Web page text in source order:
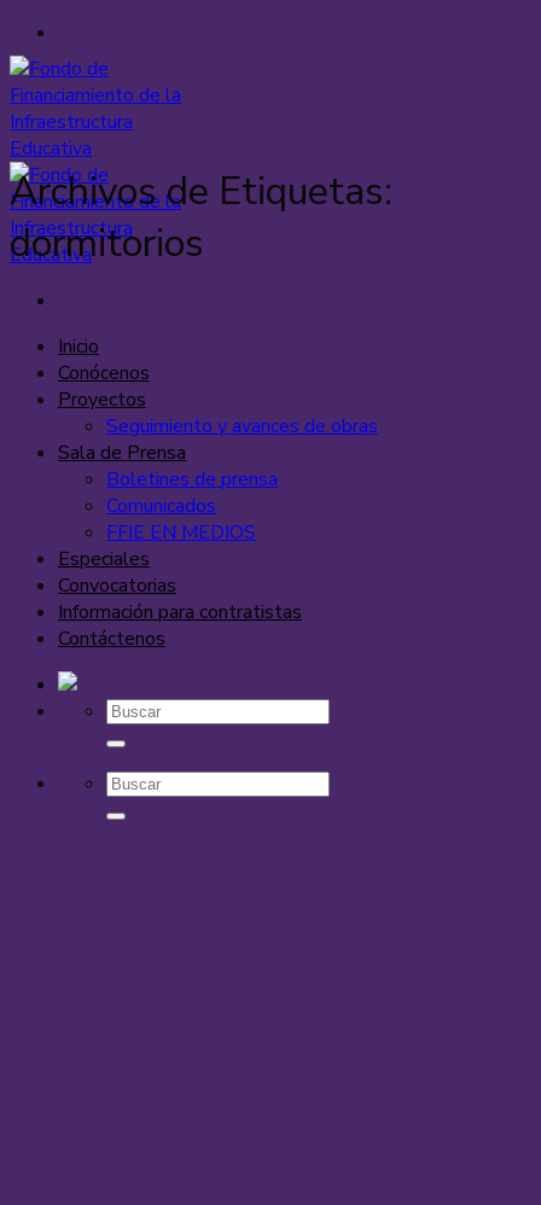
Saltar
al
contenido
Inicio
Conócenos
Proyectos
Seguimiento y avances de obras
Sala de Prensa
Boletines de prensa
Comunicados
FFIE EN MEDIOS
Especiales
Convocatorias
Información para contratistas
Contáctenos
Archivos de Etiquetas:
dormitorios